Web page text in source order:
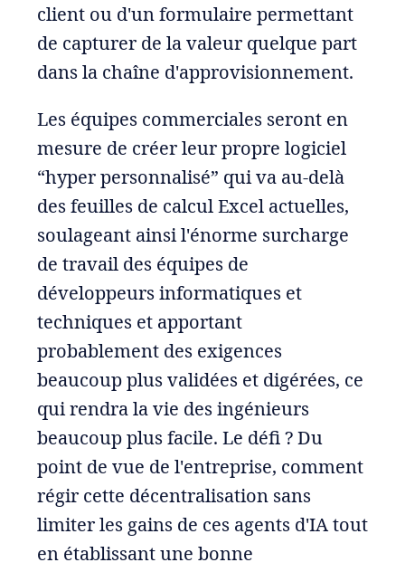
client ou d'un formulaire permettant
de capturer de la valeur quelque part
dans la chaîne d'approvisionnement.
Les équipes commerciales seront en
mesure de créer leur propre logiciel
“hyper personnalisé” qui va au-delà
des feuilles de calcul Excel actuelles,
soulageant ainsi l'énorme surcharge
de travail des équipes de
développeurs informatiques et
techniques et apportant
probablement des exigences
beaucoup plus validées et digérées, ce
qui rendra la vie des ingénieurs
beaucoup plus facile. Le défi ? Du
point de vue de l'entreprise, comment
régir cette décentralisation sans
limiter les gains de ces agents d'IA tout
en établissant une bonne